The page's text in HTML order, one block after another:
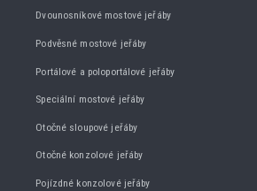
Dvounosníkové mostové jeřáby
Podvěsné mostové jeřáby
Portálové a poloportálové jeřáby
Speciální mostové jeřáby
Otočné sloupové jeřáby
Otočné konzolové jeřáby
Pojízdné konzolové jeřáby